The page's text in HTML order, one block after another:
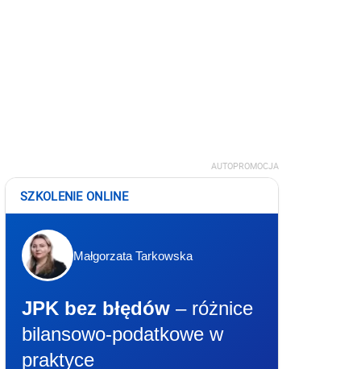
AUTOPROMOCJA
SZKOLENIE ONLINE
Małgorzata Tarkowska
JPK bez błędów – różnice
bilansowo-podatkowe w
praktyce